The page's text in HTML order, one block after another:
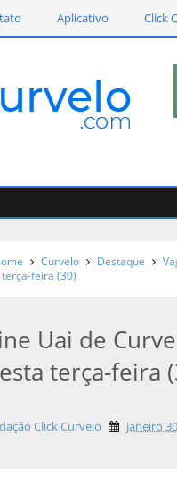
Aplicativo Click
Curvelo Destaque
feira (30)
Uai de
terça-feira
Click Curvelo janeiro